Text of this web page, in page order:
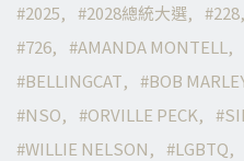
2025
2028總統大選 228
726
AMANDA MONTELL
BELLINGCAT
BOB
NSO
ORVILLE PECK
WILLIE NELSON
LGBTQ